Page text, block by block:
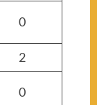
0
2
0